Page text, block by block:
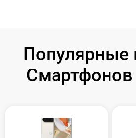
Популярные
Смартфонов